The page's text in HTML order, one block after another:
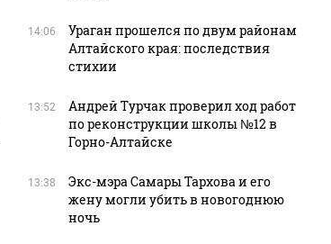
14:06
Ураган прошелся по двум районам
Алтайского края: последствия
стихии
13:52
Андрей Турчак проверил ход работ
по реконструкции школы №12 в
Горно-Алтайске
13:38
Экс-мэра Самары Тархова и его
жену могли убить в новогоднюю
ночь